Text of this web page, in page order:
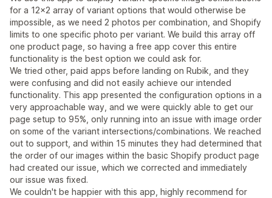
for a 12x2 array of variant options that would otherwise be
impossible, as we need 2 photos per combination, and Shopify
limits to one specific photo per variant. We build this array off
one product page, so having a free app cover this entire
functionality is the best option we could ask for.
We tried other, paid apps before landing on Rubik, and they
were confusing and did not easily achieve our intended
functionality. This app presented the configuration options in a
very approachable way, and we were quickly able to get our
page setup to 95%, only running into an issue with image order
on some of the variant intersections/combinations. We reached
out to support, and within 15 minutes they had determined that
the order of our images within the basic Shopify product page
had created our issue, which we corrected and immediately
our issue was fixed.
We couldn't be happier with this app, highly recommend for